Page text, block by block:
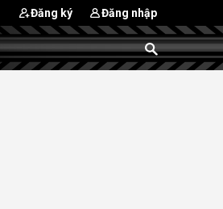
Đăng ký Đăng nhập